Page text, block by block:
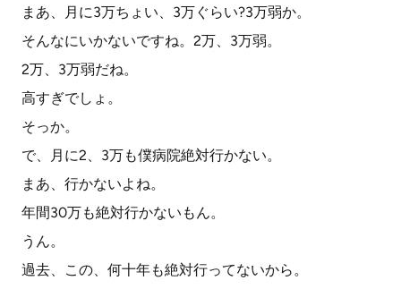
まあ、月に3万ちょい、3万ぐらい?3万弱か。
そんなにいかないですね。2万、3万弱。
2万、3万弱だね。
高すぎでしょ。
そっか。
で、月に2、3万も僕病院絶対行かない。
まあ、行かないよね。
年間30万も絶対行かないもん。
うん。
過去、この、何十年も絶対行ってないから。